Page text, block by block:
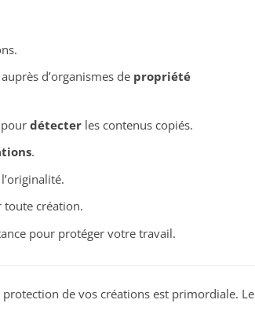
d’organismes de propriété
détecterles contenus copiés.
.
création.
pour protéger votre travail.
de vos créations est primordiale. Le